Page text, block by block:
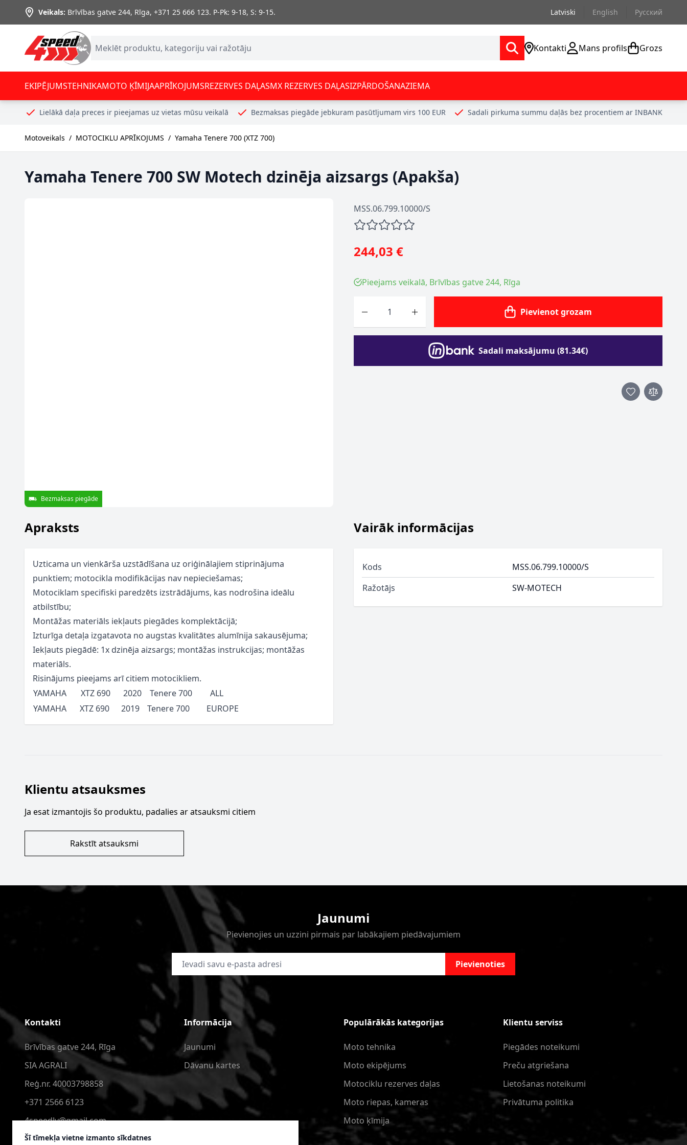
Šī tīmekļa vietne izmanto sīkdatnes
Skip to Content
Veikals: Brīvības gatve 244, Rīga, +371 25 666 123. P-Pk: 9-18, S: 9-15. Latviski English Русский
Kontakti Mans profils Grozs
EKIPĒJUMSTEHNIKAMOTO ĶĪMIJAAPRĪKOJUMSREZERVES DAĻASMX REZERVES DAĻASIZPĀRDOŠANAZIEMA
Lielākā daļa preces ir pieejamas uz vietas mūsu veikalā Bezmaksas piegāde jebkuram pasūtījumam virs 100 EUR Sadali pirkuma summu daļās bez procentiem ar INBANK
Motoveikals / MOTOCIKLU APRĪKOJUMS / Yamaha Tenere 700 (XTZ 700)
Yamaha Tenere 700 SW Motech dzinēja aizsargs (Apakša)
MSS.06.799.10000/S
Bezmaksas piegāde
244,03 €
Pieejams veikalā, Brīvības gatve 244, Rīga
Pievienot grozam
Sadali maksājumu (81.34€)
Apraksts
Uzticama un vienkārša uzstādīšana uz oriģinālajiem stiprinājuma
punktiem; motocikla modifikācijas nav nepieciešamas;
Motociklam specifiski paredzēts izstrādājums, kas nodrošina ideālu
atbilstību;
Montāžas materiāls iekļauts piegādes komplektācijā;
Izturīga detaļa izgatavota no augstas kvalitātes alumīnija sakausējuma;
Iekļauts piegādē: 1x dzinēja aizsargs; montāžas instrukcijas; montāžas
materiāls.
Risinājums pieejams arī citiem motocikliem.
YAMAHA
XTZ 690 2020 Tenere 700
ALL
YAMAHA
XTZ 690 2019 Tenere 700 EUROPE
Vairāk informācijas
Kods
MSS.06.799.10000/S
Ražotājs
SW-MOTECH
Klientu atsauksmes
Ja esat izmantojis šo produktu, padalies ar atsauksmi citiem
Rakstīt atsauksmi
Jaunumi
Pievienojies un uzzini pirmais par labākajiem piedāvajumiem
E-pasta adrese Pievienoties
Kontakti
Brīvības gatve 244, Rīga
SIA AGRALI
Reģ.nr. 40003798858
+371 2566 6123
4speedlv@gmail.com
Informācija
Jaunumi
Dāvanu kartes
Populārākās kategorijas
Moto tehnika
Moto ekipējums
Motociklu rezerves daļas
Moto riepas, kameras
Moto ķīmija
Klientu serviss
Piegādes noteikumi
Preču atgriešana
Lietošanas noteikumi
Privātuma politika